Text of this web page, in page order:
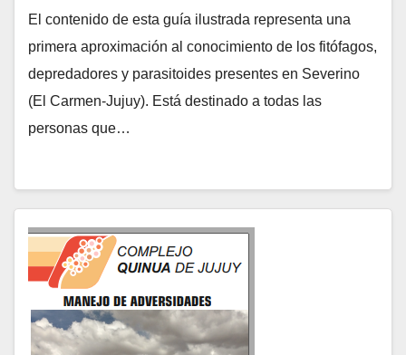
Willd.
(Amaranthaceae) EN EL VALLE
BAJO DE JUJUY,
ARGENTINA
El contenido de esta guía ilustrada representa una
primera aproximación al conocimiento de los fitófagos,
depredadores y parasitoides presentes en Severino
(El Carmen-Jujuy). Está destinado a todas las
personas que…